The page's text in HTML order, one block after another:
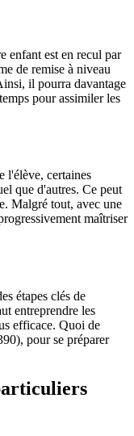
enfant est en recul par
de remise à niveau
il pourra davantage
pour assimiler les
l'élève, certaines
que d'autres. Ce peut
Malgré tout, avec une
maîtriser
étapes clés de
entreprendre les
efficace. Quoi de
pour se préparer